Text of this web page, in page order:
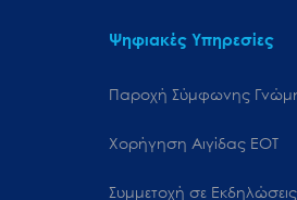
Ψηφιακές Υπηρεσίες
Παροχή Σύμφωνης
Χορήγηση Αιγίδας ΕΟΤ
Συμμετοχή σε